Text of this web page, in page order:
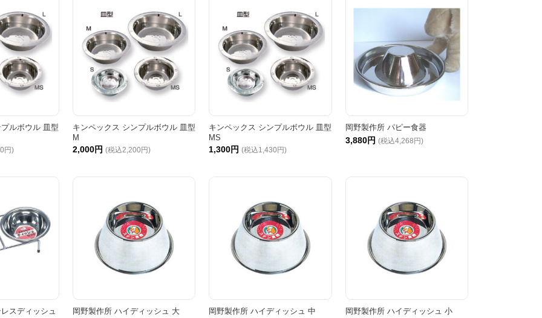
ルボウル 皿型
円)
キンペックス シンプルボウル 皿型
M
2,000円 (税込2,200円)
キンペックス シンプルボウル 皿型
MS
1,300円 (税込1,430円)
岡野製作所 パピー食器
3,880円 (税込4,268円)
スディッシュ 岡野製作所 ハイディッシュ 大 岡野製作所 ハイディッシュ 中 岡野製作所 ハイディッシュ 小